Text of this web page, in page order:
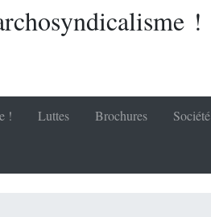
!
! Luttes Brochures Société